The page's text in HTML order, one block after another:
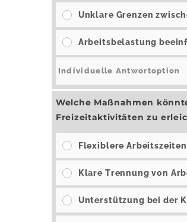
Unklare Grenzen
Arbeitsbelastung
Welche Maßnahmen
Freizeitaktivitäten zu
Flexiblere Arbeitszeiten
Klare Trennung von
Unterstützung bei der